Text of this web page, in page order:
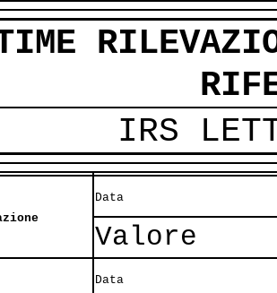
IRS
Data
Valore
Data